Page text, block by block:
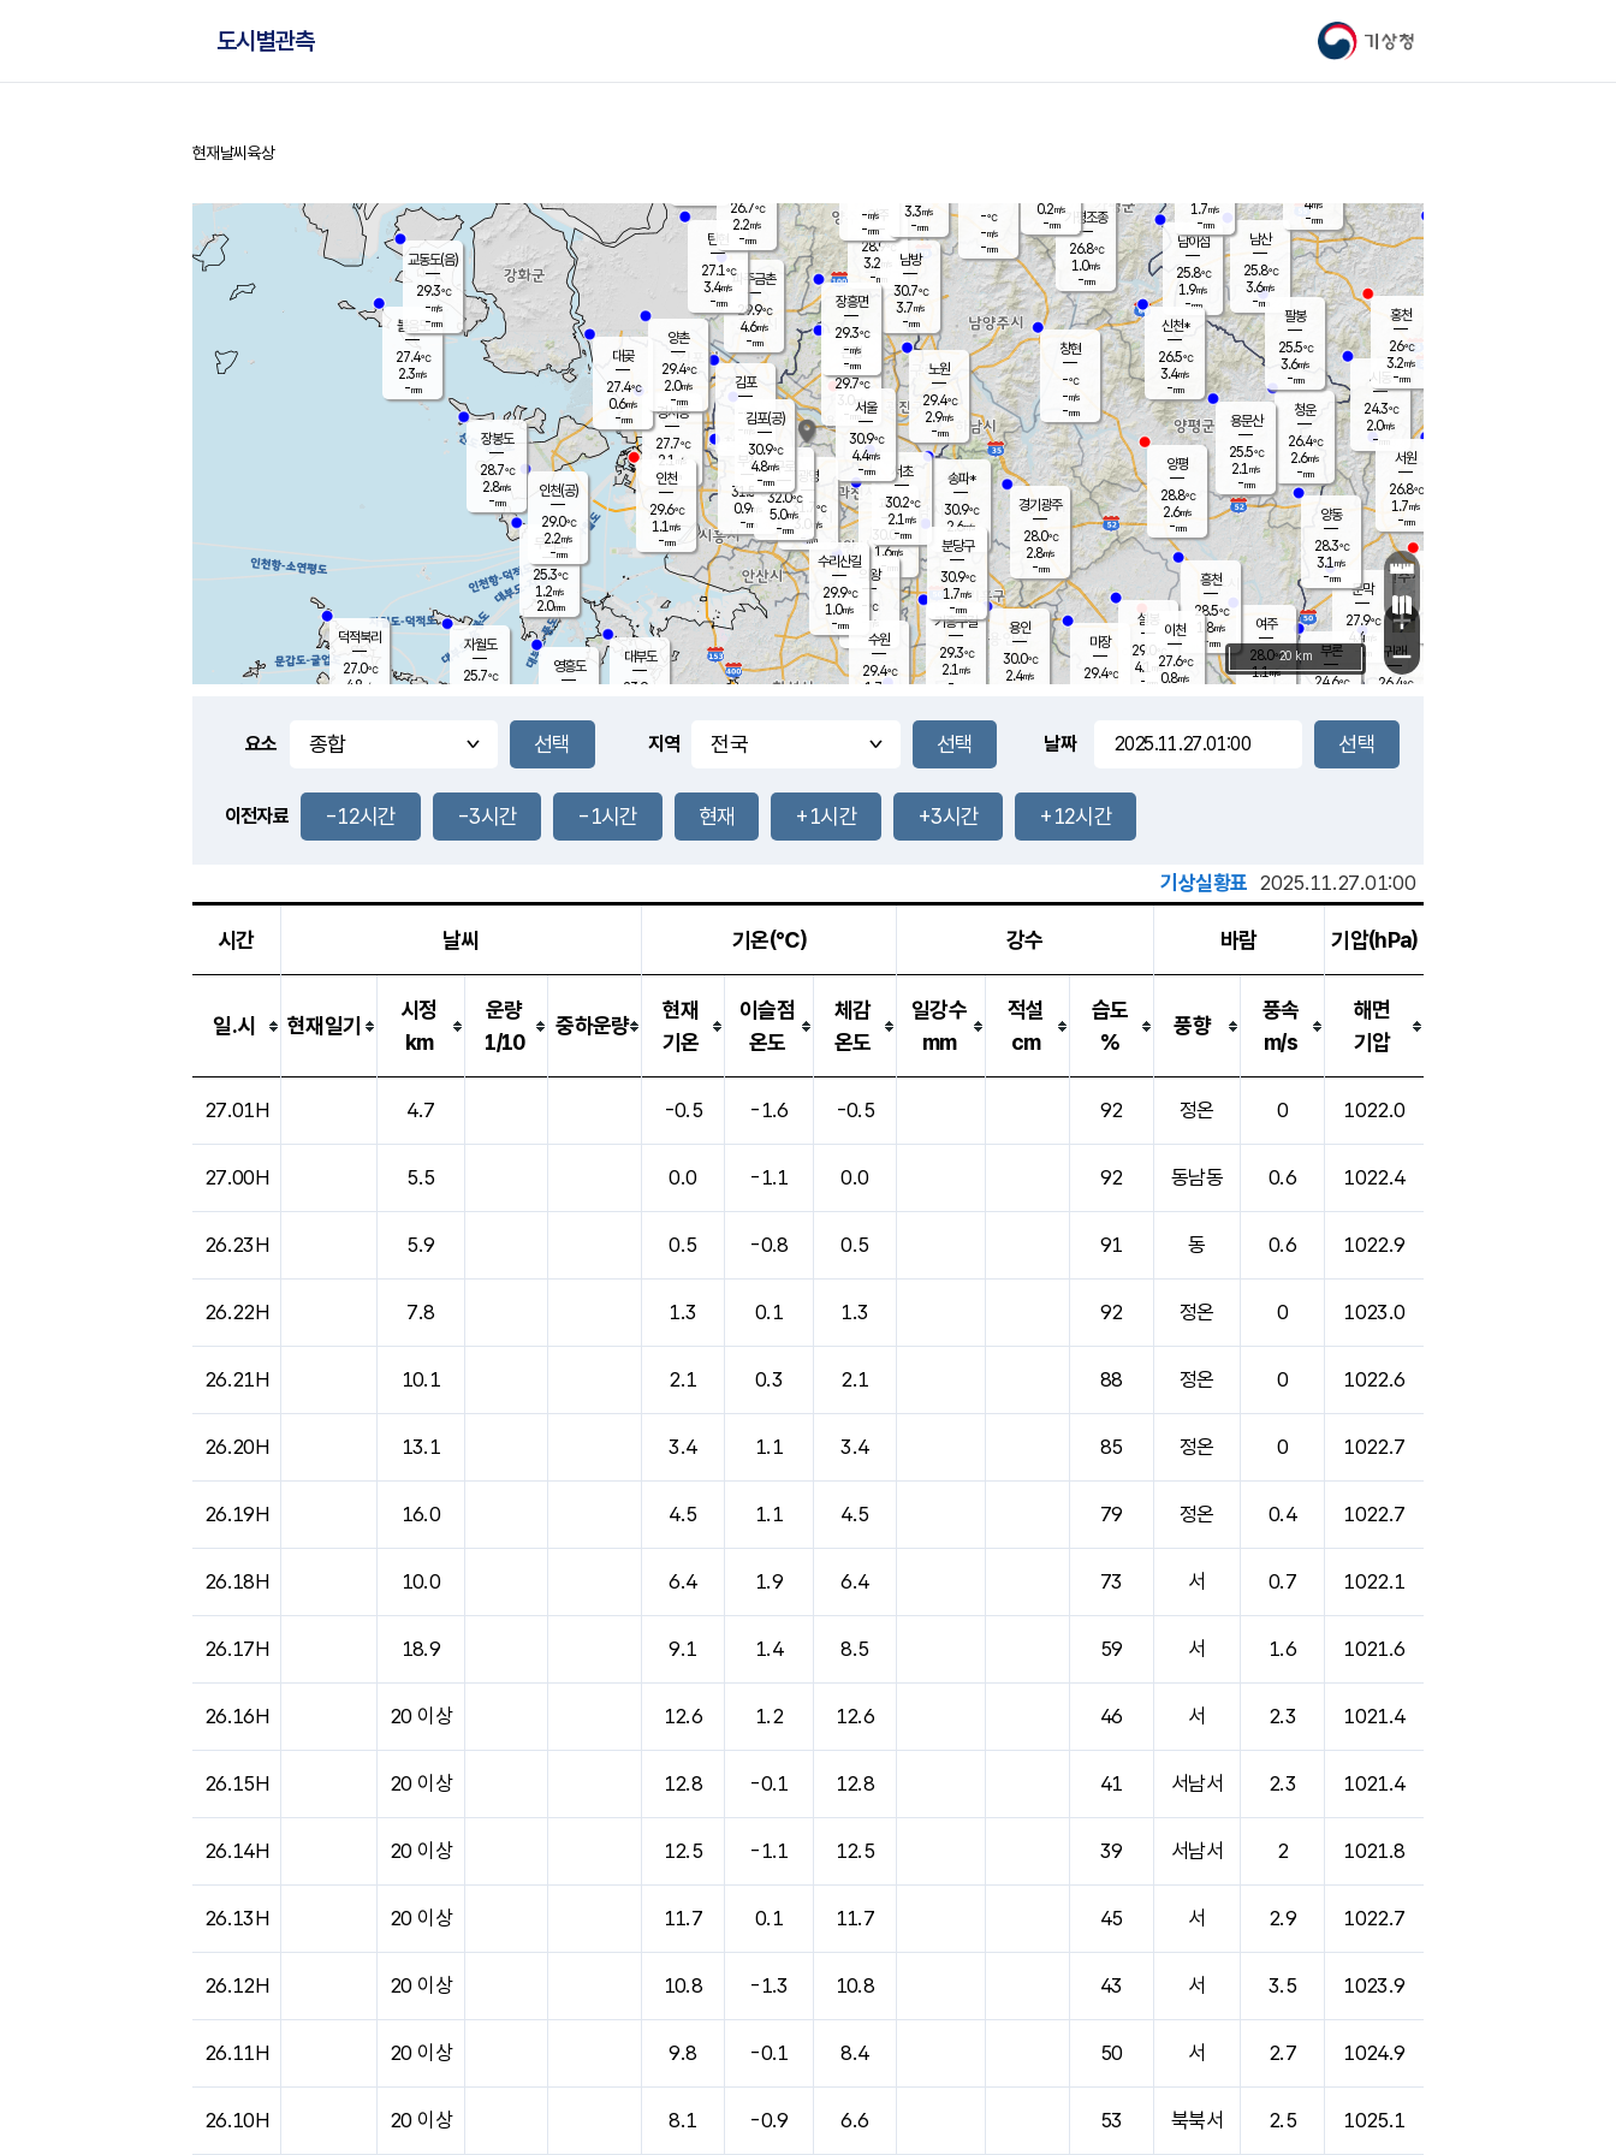
기상청
도시별관측
홈
현재날씨 육상
풍도
2.3m/s
문막
27.9℃
4.4m/s
mm
남이섬
25.8℃
1.9m/s
-mm
무의도
25.3℃
1.2m/s
2.0mm
영흥도
볼음도
27.4℃
2.3m/s
-mm
자월도
25.7℃
양주
28.9℃
3.2
-mm
부론
24.6℃
과천
30.0℃
1.6m/s
- mm
남산
25.8℃
3.6m/s
-mm
장봉도
28.7℃
2.8m/s
-mm
9.0mm
청운
26.4℃
2.6m/s
-mm
팔봉
25.5℃
3.6m/s
-mm
-mm
용인
30.0℃
2.4m/s
여주
28.0℃
1.1m/s
양동
28.3℃
3.1m/s
-mm
경기광주
28.0℃
2.8m/s
-mm
장호원
1.7m/s
-mm
24.8
℃
대부도
23.9
-
경서동
27.7℃
2.1 m/s
-mm
파주금촌
29.9℃
4.6m/s
-mm
가평조종
26.8℃
1.0m/s
-mm
-℃
-m/s
-mm
대곶
27.4℃
0.6m/s
-mm
신천*
26.5℃
3.4m/s
-mm
창현
-℃
-m/s
-mm
탄현
27.1℃
3.4m/s
-mm
0.2m/s
-mm
27.4℃
0.0m/s
-mm
흥천
28.5℃
1.8m/s
-mm
마장
29.4℃
의왕
- ℃
m/s
mm
김포
- ℃
-m/s
mm
설봉
29.0
4.1 m/s
- mm
광명
31.7 ℃
3.0 m/s
-mm
부천
31.5℃
0.9m/s
-mm
-mm
양촌
29.4℃
2.0m/s
-mm
구로
32.0℃
5.0m/s
-mm
은평
29.7℃
3.0 m/s
- mm
노원
29.4℃
2.9m/s
-mm
송파*
30.9℃
2.6m/s
-mm
서초
30.2℃
2.1 m/s
-mm
남방
30.7℃
3.7m/s
-mm
기흥구갈
29.3℃
2.1 m/s
-
수리산길
29.9℃
1.0m/s
-mm
분당구
30.9℃
1.7m/s
-mm
장흥면
29.3℃
-m/s
-mm
-m/s
-mm
시동
24.3℃
2.0m/s
- mm
귀래
26.4℃
서원
26.8℃
1.7m/s
-mm
용문산
25.5℃
2.1 m/s
-mm
덕적북리
27.0℃
4.8 m/s
인천(공)
29.0℃
2.2m/s
-mm
김포(공)
30.9℃
4.8m/s
-mm
교동도(음)
29.3℃
-m/s
-mm
홍천
26℃
3.2m/s
-mm
이천
27.6℃
0.8m/s
양평
28.8℃
2.6m/s
-mm
수원
29.4℃
1.7 m/s
인천
29.6℃
1.1 m/s
-mm
서울
30.9℃
4.4m/s
-mm
4m/s
-mm
26.7℃
2.2m/s
-mm
3.3m/s
-mm
+
−
20 km
요소 지역 날짜
이전자료 -12시간 -3시간 -1시간 현재 +1시간 +3시간 +12시간
기상실황표 2025.11.27.01:00
시간 날씨 기온(℃) 강수 바람 기압(hPa)
일.시 현재일기
시정
km
운량
1/10
중하운량
현재
기온
이슬점
온도
체감
온도
일강수
mm
적설
cm
습도
%
풍향
풍속
m/s
해면
기압
27.01H 4.7 -0.5 -1.6 -0.5 92 정온 0 1022.0
27.00H 5.5 0.0 -1.1 0.0 92 동남동 0.6 1022.4
26.23H 5.9 0.5 -0.8 0.5 91 동 0.6 1022.9
26.22H 7.8 1.3 0.1 1.3 92 정온 0 1023.0
26.21H 10.1 2.1 0.3 2.1 88 정온 0 1022.6
26.20H 13.1 3.4 1.1 3.4 85 정온 0 1022.7
26.19H 16.0 4.5 1.1 4.5 79 정온 0.4 1022.7
26.18H 10.0 6.4 1.9 6.4 73 서 0.7 1022.1
26.17H 18.9 9.1 1.4 8.5 59 서 1.6 1021.6
26.16H 20 이상 12.6 1.2 12.6 46 서 2.3 1021.4
26.15H 20 이상 12.8 -0.1 12.8 41 서남서 2.3 1021.4
26.14H 20 이상 12.5 -1.1 12.5 39 서남서 2 1021.8
26.13H 20 이상 11.7 0.1 11.7 45 서 2.9 1022.7
26.12H 20 이상 10.8 -1.3 10.8 43 서 3.5 1023.9
26.11H 20 이상 9.8 -0.1 8.4 50 서 2.7 1024.9
26.10H 20 이상 8.1 -0.9 6.6 53 북북서 2.5 1025.1